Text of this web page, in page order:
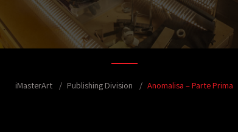
iMasterArt Publishing Division Anomalisa – Parte Prima